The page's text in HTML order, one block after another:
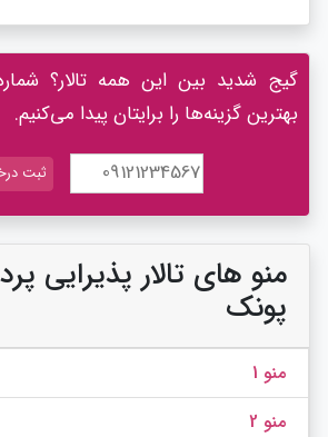
گیج شدید بین این همه تالار؟
بهترین گزینه‌ها را برایتان پیدا می‌کنیم.
منو های تالار پذیرایی
پونک
منو 1
منو 2